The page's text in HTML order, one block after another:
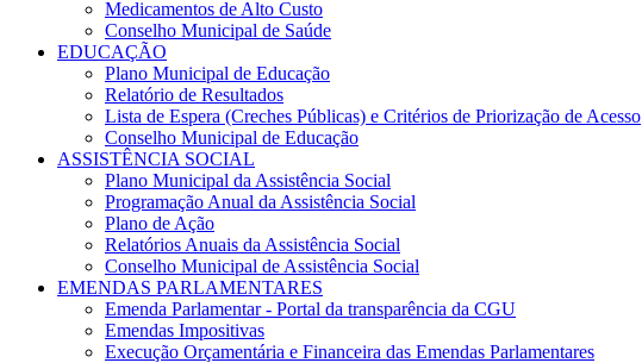
Medicamentos de Alto Custo
Conselho Municipal de Saúde
EDUCAÇÃO
Plano Municipal de Educação
Relatório de Resultados
Lista de Espera (Creches Públicas) e Critérios de Priorização de Acesso
Conselho Municipal de Educação
ASSISTÊNCIA SOCIAL
Plano Municipal da Assistência Social
Programação Anual da Assistência Social
Plano de Ação
Relatórios Anuais da Assistência Social
Conselho Municipal de Assistência Social
EMENDAS PARLAMENTARES
Emenda Parlamentar - Portal da transparência da CGU
Emendas Impositivas
Execução Orçamentária e Financeira das Emendas Parlamentares